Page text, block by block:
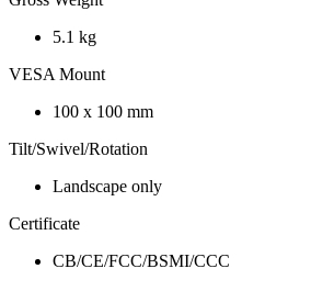
5.1 kg
VESA Mount
100 x 100 mm
Tilt/Swivel/Rotation
Landscape only
Certificate
CB/CE/FCC/BSMI/CCC